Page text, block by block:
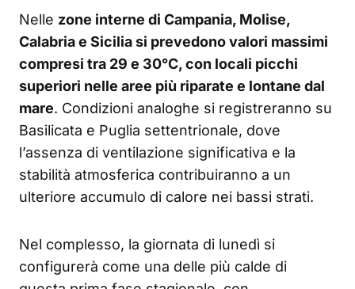
Nelle zone interne di Campania, Molise,
Calabria e Sicilia si prevedono valori massimi
compresi tra 29 e 30°C, con locali picchi
superiori nelle aree più riparate e lontane dal
mare. Condizioni analoghe si registreranno su
Basilicata e Puglia settentrionale, dove
l’assenza di ventilazione significativa e la
stabilità atmosferica contribuiranno a un
ulteriore accumulo di calore nei bassi strati.
Nel complesso, la giornata di lunedì si
configurerà come una delle più calde di